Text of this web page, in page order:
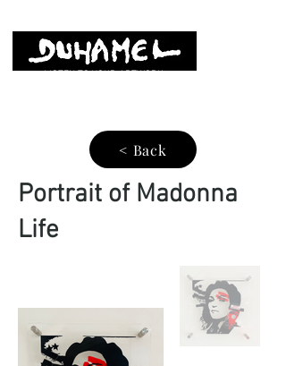
LISTEN TO YOUR ARTWORK
< Back
Portrait of Madonna
Life